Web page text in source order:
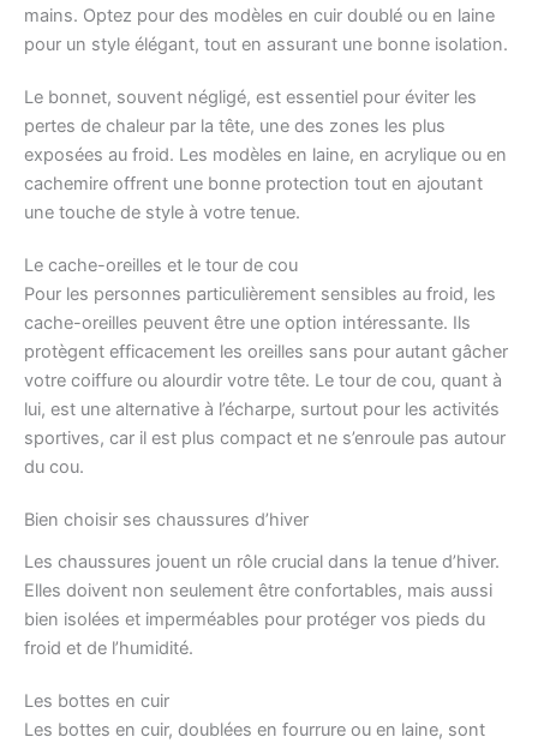
mains. Optez pour des modèles en cuir doublé ou en laine
pour un style élégant, tout en assurant une bonne isolation.
Le bonnet, souvent négligé, est essentiel pour éviter les
pertes de chaleur par la tête, une des zones les plus
exposées au froid. Les modèles en laine, en acrylique ou en
cachemire offrent une bonne protection tout en ajoutant
une touche de style à votre tenue.
Le cache-oreilles et le tour de cou
Pour les personnes particulièrement sensibles au froid, les
cache-oreilles peuvent être une option intéressante. Ils
protègent efficacement les oreilles sans pour autant gâcher
votre coiffure ou alourdir votre tête. Le tour de cou, quant à
lui, est une alternative à l’écharpe, surtout pour les activités
sportives, car il est plus compact et ne s’enroule pas autour
du cou.
Bien choisir ses chaussures d’hiver
Les chaussures jouent un rôle crucial dans la tenue d’hiver.
Elles doivent non seulement être confortables, mais aussi
bien isolées et imperméables pour protéger vos pieds du
froid et de l’humidité.
Les bottes en cuir
Les bottes en cuir, doublées en fourrure ou en laine, sont